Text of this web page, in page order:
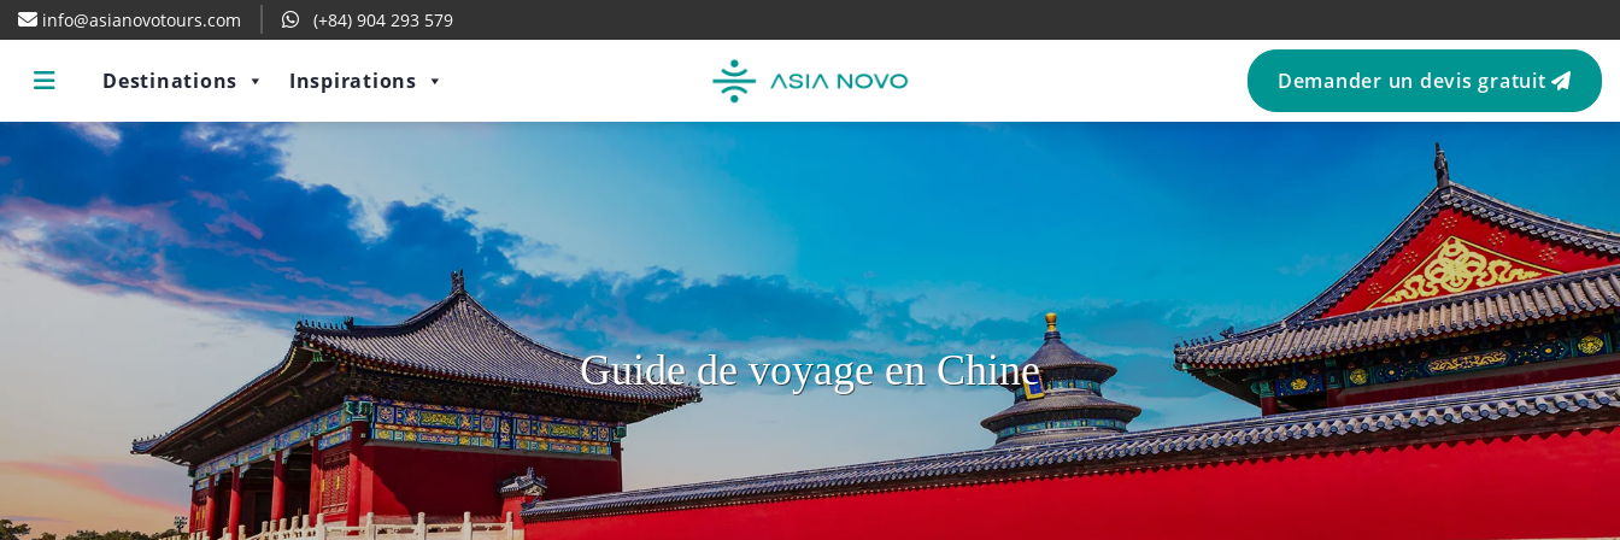
info@asianovotours.com (+84) 904 293 579
Destinations Inspirations Demander un devis gratuit
Guide de voyage en Chine